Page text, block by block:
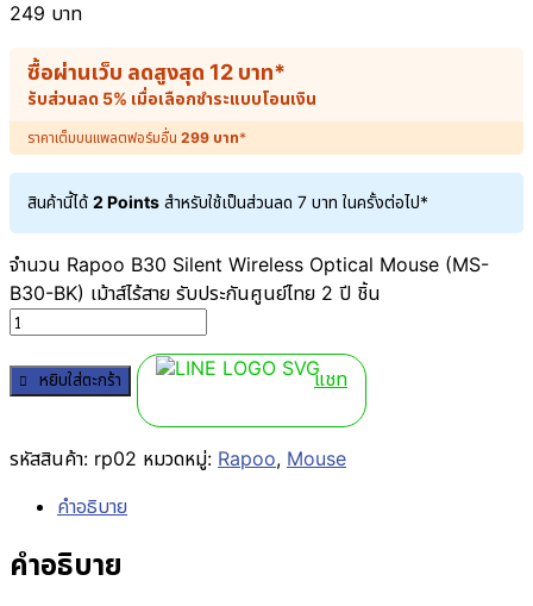
249 บาท
ซื้อผ่านเว็บ ลดสูงสุด 12 บาท*
รับส่วนลด 5% เมื่อเลือกชำระแบบโอนเงิน
ราคาเต็มบนแพลตฟอร์มอื่น 299 บาท*
สินค้านี้ได้ 2 Points สำหรับใช้เป็นส่วนลด 7 บาท ในครั้งต่อไป*
จำนวน Rapoo B30 Silent Wireless Optical Mouse (MS-
B30-BK) เม้าส์ไร้สาย รับประกันศูนย์ไทย 2 ปี ชิ้น
หยิบใส่ตะกร้า แชท
รหัสสินค้า: rp02 หมวดหมู่: Rapoo, Mouse
คำอธิบาย
คำอธิบาย